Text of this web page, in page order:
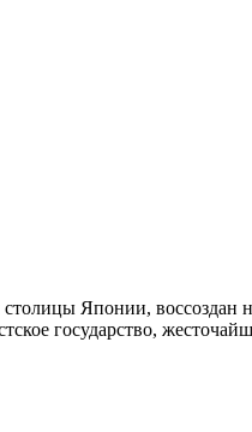
Японии,
государство,